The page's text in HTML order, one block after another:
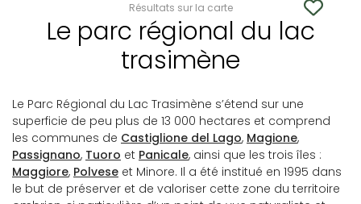
Résultats sur la carte
Le parc régional du lac
trasimène
Le Parc Régional du Lac Trasimène s’étend sur une
superficie de peu plus de 13 000 hectares et comprend
les communes de Castiglione del Lago, Magione,
Passignano, Tuoro et Panicale, ainsi que les trois îles :
Maggiore, Polvese et Minore. Il a été institué en 1995 dans
le but de préserver et de valoriser cette zone du territoire